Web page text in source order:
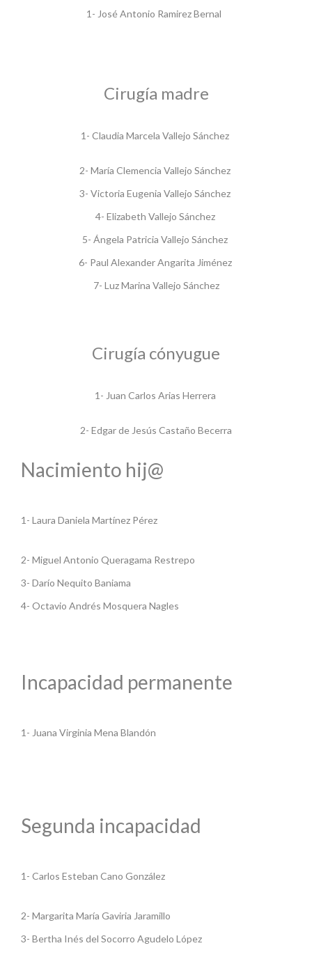
1- José Antonio Ramirez Bernal
Cirugía madre
1- Claudia Marcela Vallejo Sánchez
2- María Clemencia Vallejo Sánchez
3- Victoria Eugenia Vallejo Sánchez
4- Elizabeth Vallejo Sánchez
5- Ángela Patricia Vallejo Sánchez
6- Paul Alexander Angarita Jiménez
7- Luz Marina Vallejo Sánchez
Cirugía cónyugue
1- Juan Carlos Arias Herrera
2- Edgar de Jesús Castaño Becerra
Nacimiento hij@
1- Laura Daniela Martínez Pérez
2- Miguel Antonio Queragama Restrepo
3- Darío Nequito Baniama
4- Octavio Andrés Mosquera Nagles
Incapacidad permanente
1- Juana Virginia Mena Blandón
Segunda incapacidad
1- Carlos Esteban Cano González
2- Margarita María Gaviria Jaramillo
3- Bertha Inés del Socorro Agudelo López